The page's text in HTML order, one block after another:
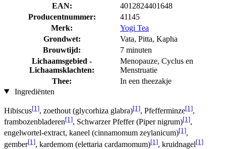
EAN:
4012824401648
Producentnummer:
41145
Merk:
Yogi Tea
Grondwet:
Vata, Pitta, Kapha
Brouwtijd:
7 minuten
Lichaamsgebied -
Lichaamsklachten:
Menopauze, Cyclus en
Menstruatie
Thee:
In een theezakje
Ingrediënten
Hibiscus[1], zoethout (glycorhiza glabra)[1], Pfefferminze[1],
frambozenbladeren[1], Schwarzer Pfeffer (Piper nigrum)[1],
engelwortel-extract, kaneel (cinnamomum zeylanicum)[1],
gember[1], kardemom (elettaria cardamomum)[1], kruidnagel[1]